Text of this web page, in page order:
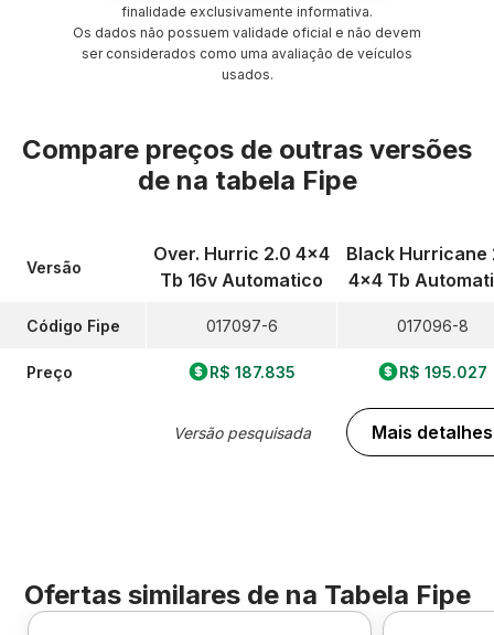
finalidade exclusivamente informativa.
Os dados não possuem validade oficial e não devem
ser considerados como uma avaliação de veículos
usados.
Compare preços de outras versões
de na tabela Fipe
Versão
Código Fipe
Preço
Over. Hurric 2.0 4x4
Tb 16v Automatico
017097-6
R$ 187.835
Versão pesquisada
Black Hurricane
4x4 Tb
017096-8
R$ 195.027
Mais detalhes
Ofertas similares de na Tabela Fipe